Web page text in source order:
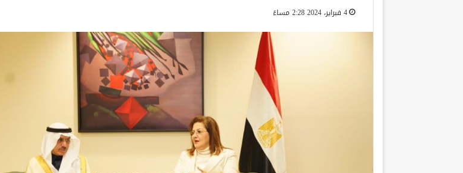
4 فبراير، 2024 2:28 مساءً